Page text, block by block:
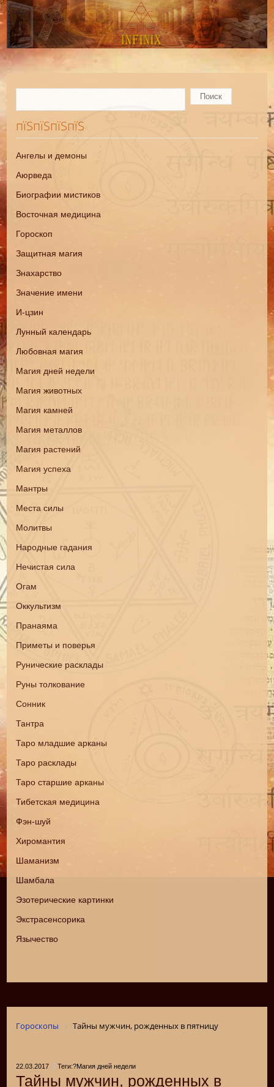
пїЅпїЅпїЅпїЅ
Ангелы и демоны
Аюрведа
Биографии мистиков
Восточная медицина
Гороскоп
Защитная магия
Знахарство
Значение имени
И-цзин
Лунный календарь
Любовная магия
Магия дней недели
Магия животных
Магия камней
Магия металлов
Магия растений
Магия успеха
Мантры
Места силы
Молитвы
Народные гадания
Нечистая сила
Огам
Оккультизм
Пранаяма
Приметы и поверья
Рунические расклады
Руны толкование
Сонник
Тантра
Таро младшие арканы
Таро расклады
Таро старшие арканы
Тибетская медицина
Фэн-шуй
Хиромантия
Шаманизм
Шамбала
Эзотерические картинки
Экстрасенсорика
Язычество
Гороскопы Тайны мужчин, рожденных в пятницу
22.03.2017 Теги:?Магия дней недели
Тайны мужчин, рожденных в